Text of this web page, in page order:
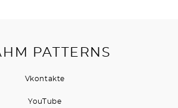
PATTERNS
Vkontakte
YouTubе